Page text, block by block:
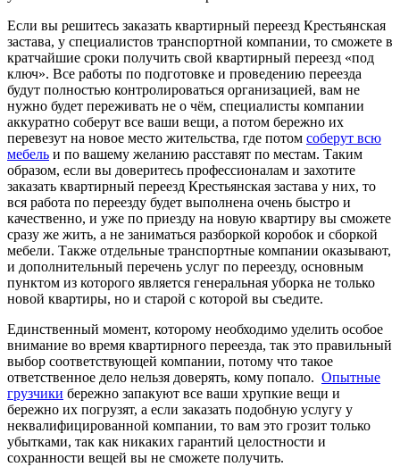
Если вы решитесь заказать квартирный переезд Крестьянская
застава, у специалистов транспортной компании, то сможете в
кратчайшие сроки получить свой квартирный переезд «под
ключ». Все работы по подготовке и проведению переезда
будут полностью контролироваться организацией, вам не
нужно будет переживать не о чём, специалисты компании
аккуратно соберут все ваши вещи, а потом бережно их
перевезут на новое место жительства, где потом соберут всю
мебель и по вашему желанию расставят по местам. Таким
образом, если вы доверитесь профессионалам и захотите
заказать квартирный переезд Крестьянская застава у них, то
вся работа по переезду будет выполнена очень быстро и
качественно, и уже по приезду на новую квартиру вы сможете
сразу же жить, а не заниматься разборкой коробок и сборкой
мебели. Также отдельные транспортные компании оказывают,
и дополнительный перечень услуг по переезду, основным
пунктом из которого является генеральная уборка не только
новой квартиры, но и старой с которой вы съедите.
Единственный момент, которому необходимо уделить особое
внимание во время квартирного переезда, так это правильный
выбор соответствующей компании, потому что такое
ответственное дело нельзя доверять, кому попало. Опытные
грузчики бережно запакуют все ваши хрупкие вещи и
бережно их погрузят, а если заказать подобную услугу у
неквалифицированной компании, то вам это грозит только
убытками, так как никаких гарантий целостности и
сохранности вещей вы не сможете получить.